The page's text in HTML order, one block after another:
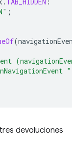
. TAB_HIDDEN :
;
(
"
devoluciones